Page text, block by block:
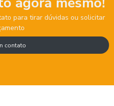
para tirar dúvidas ou solicitar
contato